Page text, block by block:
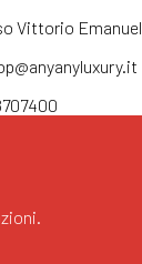
Vittorio